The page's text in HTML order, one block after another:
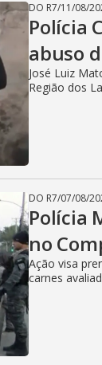
DO R7/11/08/
Polícia
abuso
José Luiz
Região dos
DO R7/07/08/
Polícia
no
Ação visa
carnes